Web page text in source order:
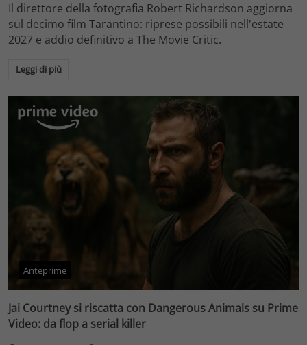
Il direttore della fotografia Robert Richardson aggiorna
sul decimo film Tarantino: riprese possibili nell'estate
2027 e addio definitivo a The Movie Critic.
Leggi di più
Anteprime
Jai Courtney si riscatta con Dangerous Animals su Prime
Video: da flop a serial killer